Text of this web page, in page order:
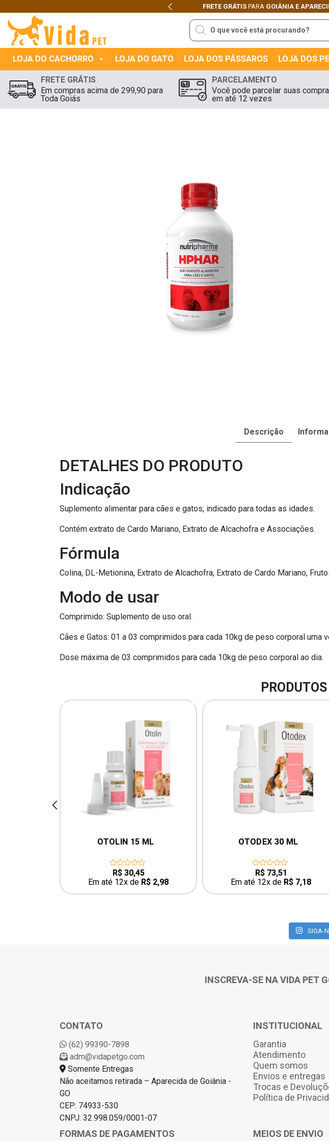
FRETE GRÁTIS PARAGOIÂNIA E APARECIDA DE GOIÂNIA
Previous
Pesquisar
produtos
LOJA DO CACHORRO LOJA DO GATO LOJA DOS PÁSSAROS LOJA DOS
FRETE GRÁTIS
Em compras acima de 299,90 para
Toda Goiás
PARCELAMENTO
Você pode parcelar suas
em até 12 vezes
Descrição
DETALHES DO PRODUTO
Indicação
Suplemento alimentar para cães e gatos, indicado para todas as idades.
Contém extrato de Cardo Mariano, Extrato de Alcachofra e Associações.
Fórmula
Colina, DL-Metionina, Extrato de Alcachofra, Extrato de Cardo Mariano,
Modo de usar
Comprimido: Suplemento de uso oral.
Cães e Gatos: 01 a 03 comprimidos para cada 10kg de peso corporal uma
Dose máxima de 03 comprimidos para cada 10kg de peso corporal ao dia.
OTOLIN 15 ML
0
out
of
5
R$30,45
Em até 12x de R$ 2,98
OTODEX 30 ML
0
out
of
5
R$73,51
Em até 12x de R$ 7,18
prev
SIGA-
INSCREVA-SE NA VIDA PET
CONTATO
(62) 99390-7898
adm@vidapetgo.com
Somente Entregas
Não aceitamos retirada – Aparecida de Goiânia -
GO
CEP: 74933-530
CNPJ: 32.998.059/0001-07
INSTITUCIONAL
Garantia
Atendimento
Quem somos
Envios e entregas
Trocas e
Política de
FORMAS DE PAGAMENTOS MEIOS DE ENVIO